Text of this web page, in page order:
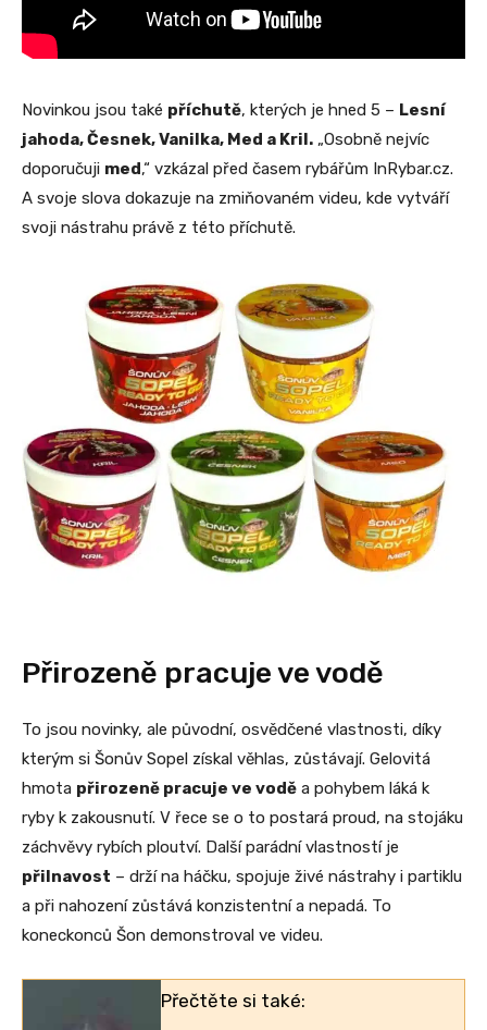
Novinkou jsou také příchutě, kterých je hned 5 – Lesní
jahoda, Česnek, Vanilka, Med a Kril. „Osobně nejvíc
doporučuji med,“ vzkázal před časem rybářům InRybar.cz.
A svoje slova dokazuje na zmiňovaném videu, kde vytváří
svoji nástrahu právě z této příchutě.
Přirozeně pracuje ve vodě
To jsou novinky, ale původní, osvědčené vlastnosti, díky
kterým si Šonův Sopel získal věhlas, zůstávají. Gelovitá
hmota přirozeně pracuje ve vodě a pohybem láká k
ryby k zakousnutí. V řece se o to postará proud, na stojáku
záchvěvy rybích ploutví. Další parádní vlastností je
přilnavost – drží na háčku, spojuje živé nástrahy i partiklu
a při nahození zůstává konzistentní a nepadá. To
koneckonců Šon demonstroval ve videu.
Přečtěte si také: